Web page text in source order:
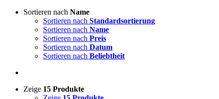
Sortieren nach Name
Sortieren nach Standardsortierung
Sortieren nach Name
Sortieren nach Preis
Sortieren nach Datum
Sortieren nach Beliebtheit
Zeige 15 Produkte